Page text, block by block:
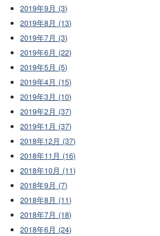
2019年9月 (3)
2019年8月 (13)
2019年7月 (3)
2019年6月 (22)
2019年5月 (5)
2019年4月 (15)
2019年3月 (10)
2019年2月 (37)
2019年1月 (37)
2018年12月 (37)
2018年11月 (16)
2018年10月 (11)
2018年9月 (7)
2018年8月 (11)
2018年7月 (18)
2018年6月 (24)